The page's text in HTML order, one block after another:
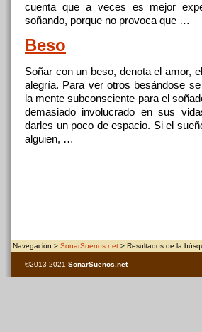
cuenta que a veces es mejor
soñando, porque no provoca que …
Beso
Soñar conun beso, denota el amor,
alegría. Para ver otros besándose
la mente subconsciente para el
demasiado involucrado en sus
darles un poco de espacio. Si el
alguien, …
Navegación > SonarSuenos.net > Resultados de la
©2013-2021 SonarSuenos .net